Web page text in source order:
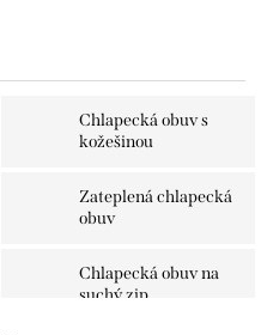
Chlapecká obuv s
kožešinou
Zateplená chlapecká
obuv
Chlapecká obuv na
suchý zip